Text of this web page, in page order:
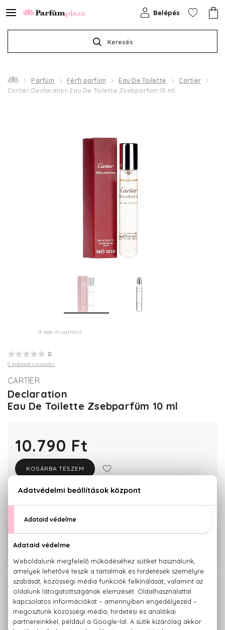
Keresés
Belépés
Parfüm Férfi parfüm Eau De Toilette
Cartier
Cartier Declaration Eau De Toilette Zsebparfüm 10 ml
*A kép illusztráció
0
0 értékelés alapján
CARTIER
Declaration
Eau De Toilette Zsebparfüm 10 ml
10.790 Ft
KOSÁRBA TESZEM
100% eredeti termékek,14 napos visszaküldési garanciával
Kérdésed van, elakadtál? Hívd ügyfélszolgálatunkat:
779 1926